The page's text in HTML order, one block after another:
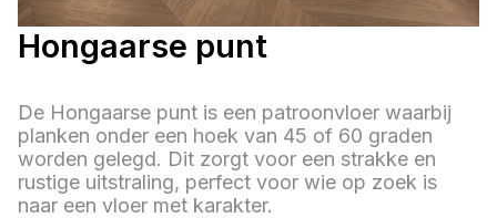
Hongaarse punt
De Hongaarse punt is een patroonvloer waarbij
planken onder een hoek van 45 of 60 graden
worden gelegd. Dit zorgt voor een strakke en
rustige uitstraling, perfect voor wie op zoek is
naar een vloer met karakter.